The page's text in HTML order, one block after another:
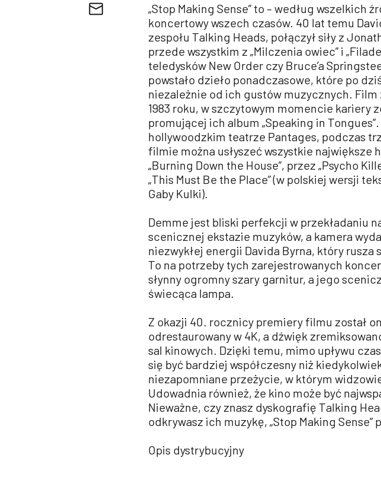
„Stop Making Sense” to – według wszelkich
koncertowy wszech czasów. 40 lat temu
zespołu Talking Heads, połączył siły z
przede wszystkim z „Milczenia owiec” i
teledysków New Order czy Bruce’a
powstało dzieło ponadczasowe, które po
niezależnie od ich gustów muzycznych. Film
1983 roku, w szczytowym momencie kariery
promującej ich album „Speaking in
hollywoodzkim teatrze Pantages, podczas
filmie można usłyszeć wszystkie największe
„Burning Down the House”, przez „Psycho
„This Must Be the Place” (w polskiej wersji
Gaby Kulki).
Demme jest bliski perfekcji w przekładaniu
scenicznej ekstazie muzyków, a kamera
niezwykłej energii Davida Byrna, który rusza
To na potrzeby tych zarejestrowanych
słynny ogromny szary garnitur, a jego
świecąca lampa.
Z okazji 40. rocznicy premiery filmu został
odrestaurowany w 4K, a dźwięk
sal kinowych. Dzięki temu, mimo upływu
się być bardziej współczesny niż
niezapomniane przeżycie, w którym
Udowadnia również, że kino może być
Nieważne, czy znasz dyskografię Talking
odkrywasz ich muzykę, „Stop Making Sense”
Opis dystrybucyjny